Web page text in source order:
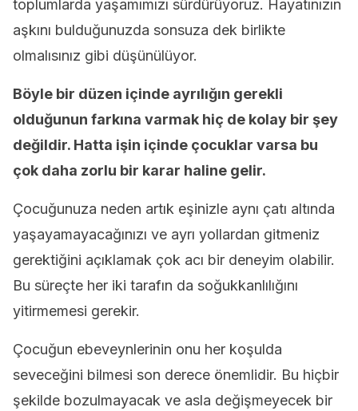
toplumlarda yaşamımızı sürdürüyoruz. Hayatınızın
aşkını bulduğunuzda sonsuza dek birlikte
olmalısınız gibi düşünülüyor.
Böyle bir düzen içinde ayrılığın gerekli
olduğunun farkına varmak hiç de kolay bir şey
değildir. Hatta işin içinde çocuklar varsa bu
çok daha zorlu bir karar haline gelir.
Çocuğunuza neden artık eşinizle aynı çatı altında
yaşayamayacağınızı ve ayrı yollardan gitmeniz
gerektiğini açıklamak çok acı bir deneyim olabilir.
Bu süreçte her iki tarafın da soğukkanlılığını
yitirmemesi gerekir.
Çocuğun ebeveynlerinin onu her koşulda
seveceğini bilmesi son derece önemlidir. Bu hiçbir
şekilde bozulmayacak ve asla değişmeyecek bir